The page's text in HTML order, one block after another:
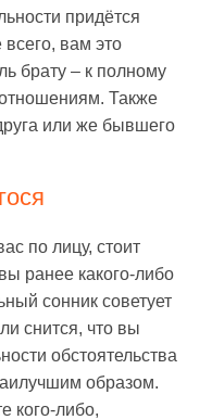
придётся
вам это
брату – к полному
Также
или же бывшего
по лицу, стоит
ранее какого-либо
сонник советует
снится, что вы
обстоятельства
образом.
кого-либо,